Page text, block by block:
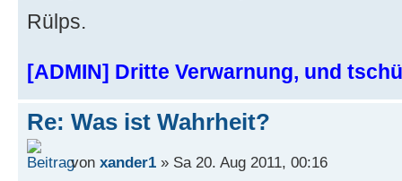
Rülps.
[ADMIN] Dritte Verwarnung, und
Re: Was ist Wahrheit?
von xander1 » Sa 20. Aug 2011, 00:16